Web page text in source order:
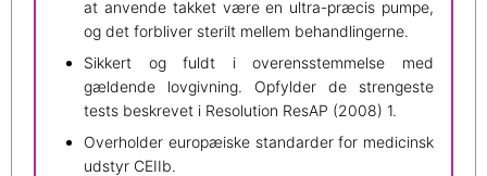
at anvende takket være en ultra-præcis pumpe,
og det forbliver sterilt mellem behandlingerne.
Sikkert og fuldt i overensstemmelse med
gældende lovgivning. Opfylder de strengeste
tests beskrevet i Resolution ResAP (2008) 1.
Overholder europæiske standarder for medicinsk
udstyr CEIIb.